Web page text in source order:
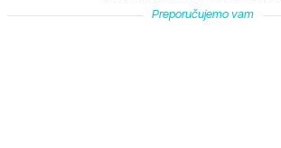
Preporučujemo vam